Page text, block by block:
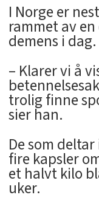
I Norge er
rammet av
demens i dag.
– Klarer vi å
trolig finne
sier han.
De som
fire kapsler
et halvt kilo
uker.